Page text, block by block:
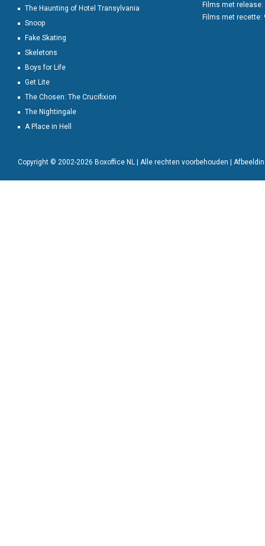
The Haunting of Hotel Transylvania
Snoop
Fake Skating
Skeletons
Boys for Life
Get Lite
The Chosen: The Crucifixion
The Nightingale
A Place in Hell
Films met release:
Films met recette:
Copyright © 2002-2026 Boxoffice NL | Alle rechten voorbehouden |